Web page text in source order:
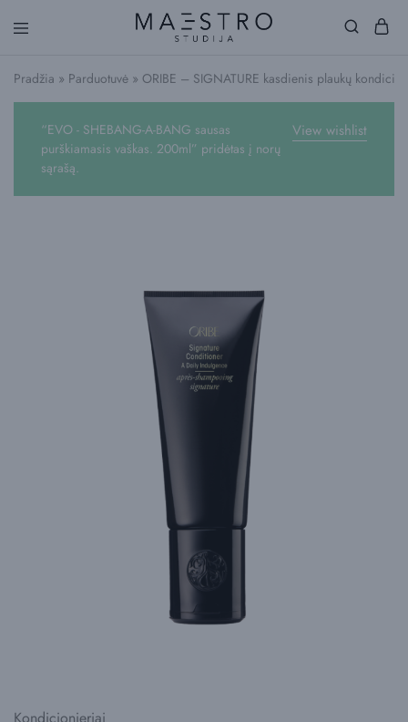
Pradžia » Parduotuvė » ORIBE – SIGNATURE kasdienis plaukų
View wishlist
“EVO - SHEBANG-A-BANG sausas
purškiamasis vaškas. 200ml” pridėtas į norų
sąrašą.